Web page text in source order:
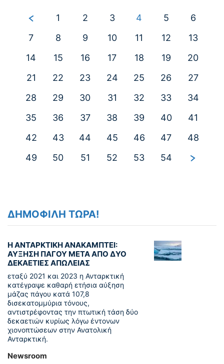
1 2 3 4 5
6
7
8 9 10 11 12
13
14
15 16 17 18 19
20
21
22 23 24 25 26
27
28
29 30 31 32 33
34
35
36 37 38 39 40
41
42
43 44 45 46 47
48
49
50 51 52 53 54
ΔΗΜΟΦΙΛΗ ΤΩΡΑ!
Η ΑΝΤΑΡΚΤΙΚΗ ΑΝΑΚΑΜΠΤΕΙ:
ΑΥΞΗΣΗ ΠΑΓΟΥ ΜΕΤΑ ΑΠΟ ΔΥΟ
ΔΕΚΑΕΤΙΕΣ ΑΠΩΛΕΙΑΣ
εταξύ 2021 και 2023 η Ανταρκτική
κατέγραψε καθαρή ετήσια αύξηση
μάζας πάγου κατά 107,8
δισεκατομμύρια τόνους,
αντιστρέφοντας την πτωτική τάση δύο
δεκαετιών κυρίως λόγω έντονων
χιονοπτώσεων στην Ανατολική
Ανταρκτική.
Newsroom